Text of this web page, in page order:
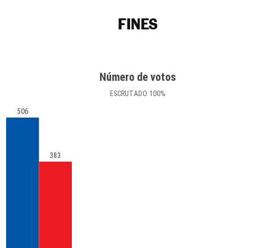
FINES
Número de votos
ESCRUTADO 100%
506
383